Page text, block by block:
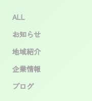
ALL
お知らせ
地域紹介
企業情報
ブログ